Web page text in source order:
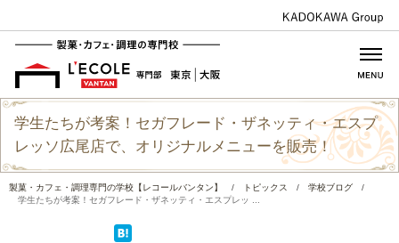
学生たちが考案！セガフレード・ザネッティ・エスプ
レッソ広尾店で、オリジナルメニューを販売！
製菓・カフェ・調理専門の学校【レコールバンタン】 / トピックス / 学校ブログ
/
学生たちが考案！セガフレード・ザネッティ・エスプレッ ...